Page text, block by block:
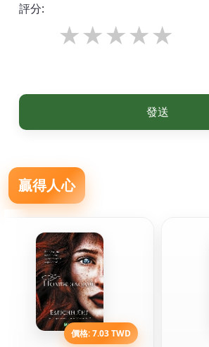
評分:
發送
贏得人心
價格: 7.03 TWD